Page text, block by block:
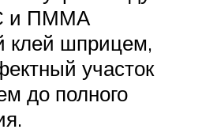
и ПММА
клей шприцем,
участок
до полного